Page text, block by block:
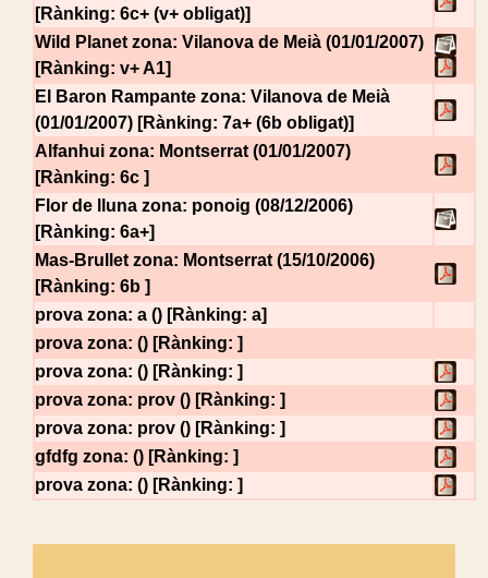
[Rànking: 6c+ (v+ obligat)]
Wild Planet zona: Vilanova de Meià (01/01/2007)
[Rànking: v+ A1]
El Baron Rampante zona: Vilanova de Meià
(01/01/2007) [Rànking: 7a+ (6b obligat)]
Alfanhui zona: Montserrat (01/01/2007)
[Rànking: 6c ]
Flor de lluna zona: ponoig (08/12/2006)
[Rànking: 6a+]
Mas-Brullet zona: Montserrat (15/10/2006)
[Rànking: 6b ]
prova zona: a () [Rànking: a]
prova zona: () [Rànking: ]
prova zona: () [Rànking: ]
prova zona: prov () [Rànking: ]
prova zona: prov () [Rànking: ]
gfdfg zona: () [Rànking: ]
prova zona: () [Rànking: ]